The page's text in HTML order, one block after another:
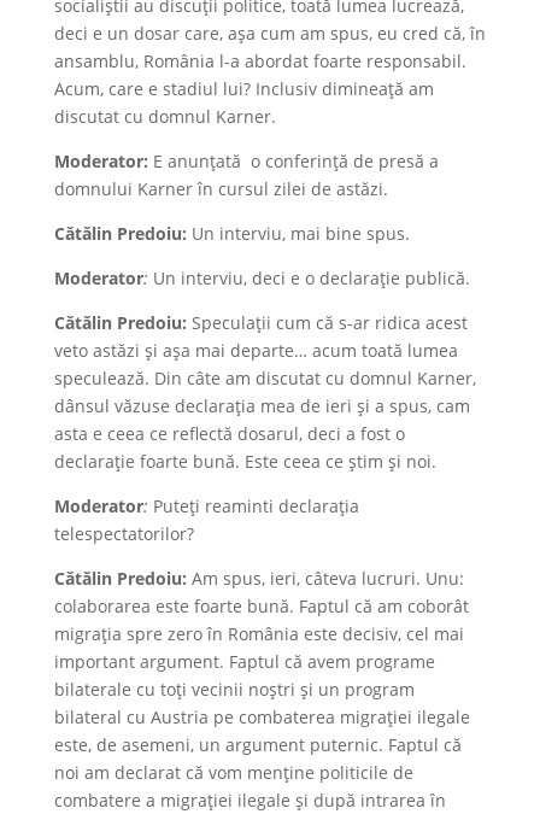
socialiștii au discuții politice, toată lumea lucrează,
deci e un dosar care, așa cum am spus, eu cred că, în
ansamblu, România l-a abordat foarte responsabil.
Acum, care e stadiul lui? Inclusiv dimineață am
discutat cu domnul Karner.
Moderator: E anunțată o conferință de presă a
domnului Karner în cursul zilei de astăzi.
Cătălin Predoiu: Un interviu, mai bine spus.
Moderator: Un interviu, deci e o declarație publică.
Cătălin Predoiu: Speculații cum că s-ar ridica acest
veto astăzi și așa mai departe… acum toată lumea
speculează. Din câte am discutat cu domnul Karner,
dânsul văzuse declarația mea de ieri și a spus, cam
asta e ceea ce reflectă dosarul, deci a fost o
declarație foarte bună. Este ceea ce știm și noi.
Moderator: Puteți reaminti declarația
telespectatorilor?
Cătălin Predoiu: Am spus, ieri, câteva lucruri. Unu:
colaborarea este foarte bună. Faptul că am coborât
migrația spre zero în România este decisiv, cel mai
important argument. Faptul că avem programe
bilaterale cu toți vecinii noștri și un program
bilateral cu Austria pe combaterea migrației ilegale
este, de asemeni, un argument puternic. Faptul că
noi am declarat că vom menține politicile de
combatere a migrației ilegale și după intrarea în